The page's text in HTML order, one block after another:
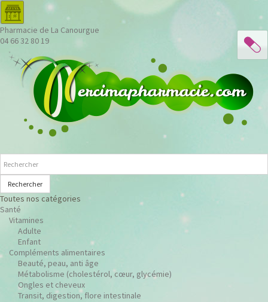
Pharmacie de La Canourgue
04 66 32 80 19
Rechercher
Toutes nos catégories
Santé
Vitamines
Adulte
Enfant
Compléments alimentaires
Beauté, peau, anti âge
Métabolisme (cholestérol, cœur, glycémie)
Ongles et cheveux
Transit, digestion, flore intestinale